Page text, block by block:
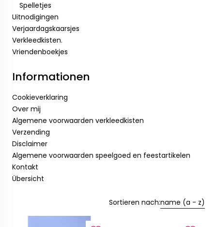
Spelletjes
Uitnodigingen
Verjaardagskaarsjes
Verkleedkisten.
Vriendenboekjes
Informationen
Cookieverklaring
Over mij
Algemene voorwaarden verkleedkisten
Verzending
Disclaimer
Algemene voorwaarden speelgoed en feestartikelen
Kontakt
Übersicht
Sortieren nach:name (a - z)